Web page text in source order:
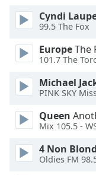
Edge
Style
Font
Family
Reset
Done
Cyndi
99.5 The Fox
EuropeThe
101.7 The
Michael
PINK SKY
Queen
Mix 105.5 -
4 Non
Oldies FM